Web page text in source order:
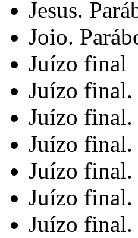
Jesus.
Joio.
Juízo final
Juízo final.
Juízo final.
Juízo final.
Juízo final.
Juízo final.
Juízo final.